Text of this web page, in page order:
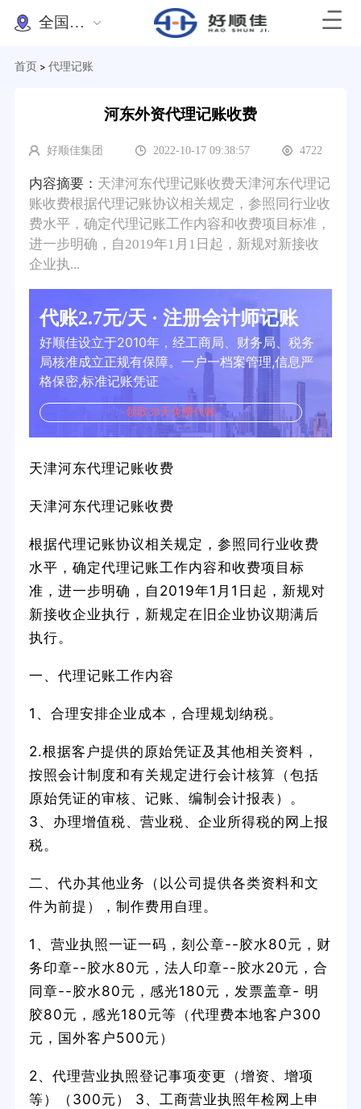
全国办理
首页 > 代理记账
河东外资代理记账收费
好顺佳集团 2022-10-17 09:38:57 4722
内容摘要： 天津河东代理记账收费天津河东代理记
账收费根据代理记账协议相关规定，参照同行业收
费水平，确定代理记账工作内容和收费项目标准，
进一步明确，自2019年1月1日起，新规对新接收
企业执...
代账2.7元/天 · 注册会计师记账
好顺佳设立于2010年，经工商局、财务局、税务
局核准成立正规有保障。一户一档案管理,信息严
格保密,标准记账凭证
领取30天免费代账
天津河东代理记账收费
天津河东代理记账收费
根据代理记账协议相关规定，参照同行业收费
水平，确定代理记账工作内容和收费项目标
准，进一步明确，自2019年1月1日起，新规对
新接收企业执行，新规定在旧企业协议期满后
执行。
一、代理记账工作内容
1、合理安排企业成本，合理规划纳税。
2.根据客户提供的原始凭证及其他相关资料，
按照会计制度和有关规定进行会计核算（包括
原始凭证的审核、记账、编制会计报表）。
3、办理增值税、营业税、企业所得税的网上报
税。
二、代办其他业务（以公司提供各类资料和文
件为前提），制作费用自理。
1、营业执照一证一码，刻公章--胶水80元，财
务印章--胶水80元，法人印章--胶水20元，合
同章--胶水80元，感光180元，发票盖章- 明
胶80元，感光180元等（代理费本地客户300
元，国外客户500元）
2、代理营业执照登记事项变更（增资、增项
等）（300元） 3、工商营业执照年检网上申